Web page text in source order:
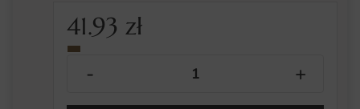
41.93zł